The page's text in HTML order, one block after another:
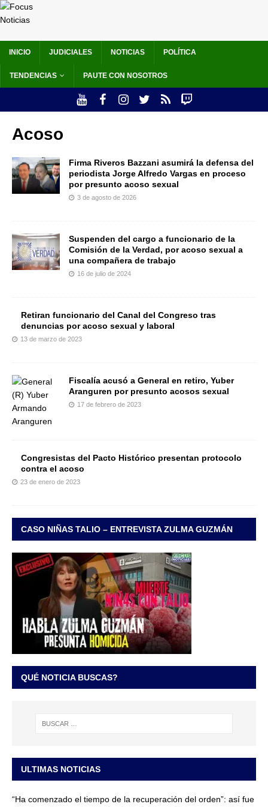
INICIO JUDICIALES NOTICIAS POLÍTICA
TENDENCIAS PAUTE CON NOSOTROS
Acoso
Firma Riveros Bazzani asumirá la defensa del
periodista Jorge Alfredo Vargas en proceso
por presunto acoso sexual
3 de agosto de 2026
Suspenden del cargo a funcionario de la
Comisión de la Verdad, por acoso sexual a
una compañera de trabajo
16 de julio de 2024
Retiran funcionario del Canal del Congreso tras
denuncias por acoso sexual y laboral
13 de marzo de 2023
Fiscalía acusó a General en retiro, Yuber
Aranguren por presunto acosos sexual
17 de febrero de 2023
Congresistas del Pacto Histórico presentan protocolo
contra el acoso
23 de enero de 2023
CASO NIÑAS TALIO – ENTREVISTA ZULMA GUZMÁN
QUÉ NOTICIA BUSCAS?
ULTIMAS NOTICIAS
“Ha comenzado el tiempo de la recuperación del orden”: así fue